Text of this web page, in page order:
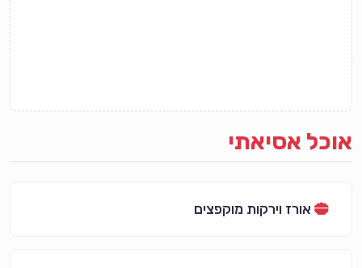
אוכל אסיאתי
אורז וירקות מוקפצים